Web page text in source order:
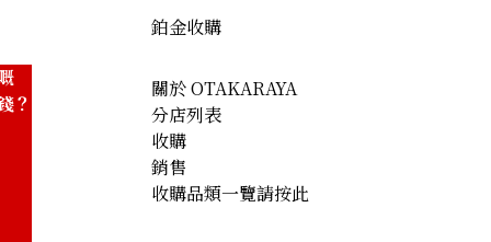
？
鉑金收購
關於 OTAKARAYA
分店列表
收購
銷售
收購品類一覽請按此